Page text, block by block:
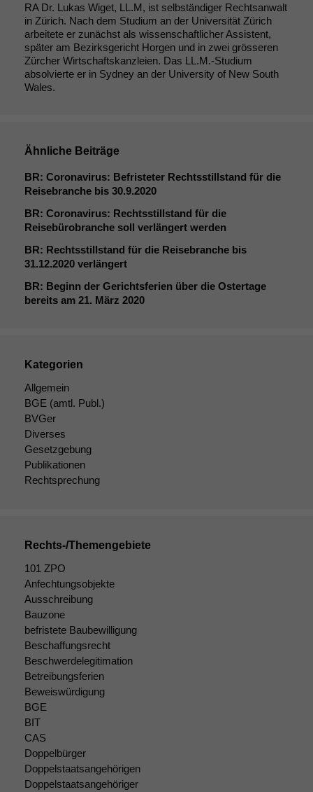
RA Dr. Lukas Wiget, LL.M, ist selbständiger Rechtsanwalt
in Zürich. Nach dem Studium an der Universität Zürich
arbeitete er zunächst als wissenschaftlicher Assistent,
später am Bezirksgericht Horgen und in zwei grösseren
Zürcher Wirtschaftskanzleien. Das LL.M.-Studium
absolvierte er in Sydney an der University of New South
Wales.
Ähnliche Beiträge
BR: Coronavirus: Befristeter Rechtsstillstand für die
Reisebranche bis 30.9.2020
BR: Coronavirus: Rechtsstillstand für die
Reisebürobranche soll verlängert werden
BR: Rechtsstillstand für die Reisebranche bis
31.12.2020 verlängert
BR: Beginn der Gerichtsferien über die Ostertage
bereits am 21. März 2020
Kategorien
Allgemein
BGE (amtl. Publ.)
BVGer
Diverses
Gesetzgebung
Publikationen
Rechtsprechung
Rechts-/Themengebiete
101 ZPO
Anfechtungsobjekte
Ausschreibung
Bauzone
befristete Baubewilligung
Beschaffungsrecht
Beschwerdelegitimation
Betreibungsferien
Beweiswürdigung
BGE
BIT
CAS
Doppelbürger
Doppelstaatsangehörigen
Doppelstaatsangehöriger